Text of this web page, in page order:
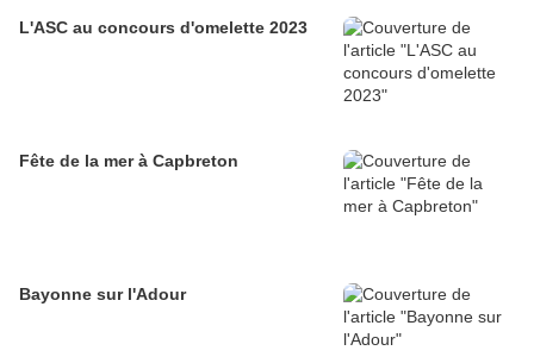
L'ASC au concours d'omelette 2023
Fête de la mer à Capbreton
Bayonne sur l'Adour